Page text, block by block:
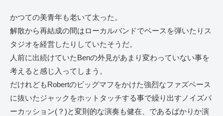
かつての美青年も老いて太った。
解散から再結成の間はローカルバンドでベースを弾いたりス
タジオを経営したりしていたそうだ。
人前に出続けていたBenの外見があまり変わっていない事を
考えると感じ入ってしまう。
だけれどもRobertのビッグマフをかけた強烈なファズベース
に抜いたジャックをホットタッチする事で繰り出すノイズパ
ーカッション(？)と変則的な演奏も健在、であるばかりか演